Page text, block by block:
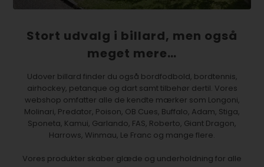
Stort udvalg i billard, men også
meget mere…
Udover billard finder du også bordfodbold, bordtennis,
airhockey, petanque og dart samt tilbehør dertil. Vores
webshop omfatter alle de kendte mærker som Longoni,
Molinari, Predator, Poison, OB Cues, Buffalo, Adam, Stiga,
Sponeta, Kamui, Garlando, FAS, Roberto, Giant Dragon,
Harrows, Winmau, Le Franc og mange flere.
Vores produkter skaber glæde og underholdning for alle